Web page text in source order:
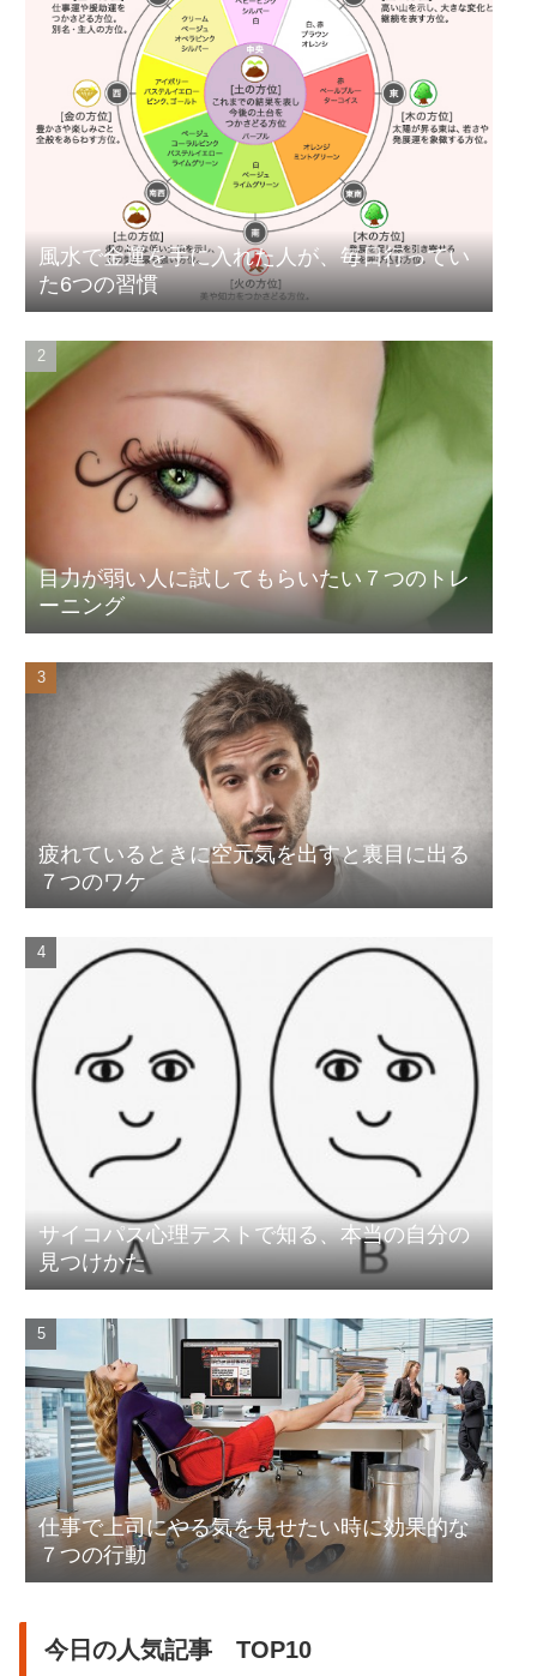
風水で金運を手に入れた人が、毎日行ってい
た6つの習慣
目力が弱い人に試してもらいたい７つのトレ
ーニング
疲れているときに空元気を出すと裏目に出る
７つのワケ
サイコパス心理テストで知る、本当の自分の
見つけかた
仕事で上司にやる気を見せたい時に効果的な
７つの行動
今日の人気記事 TOP10